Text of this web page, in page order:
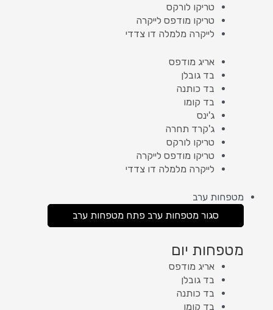
טריקו לורקס
טריקו מודפס לייקרה
לייקרה מלמלה דו צדדי
אריג מודפס
בד גובלן
בד כותנה
בד קומו
ג'ינס
ג'קרד תחרה
טריקו לורקס
טריקו מודפס לייקרה
לייקרה מלמלה דו צדדי
מטפחות ערב
סגור מטפחות ערב פתח מטפחות ערב
מטפחות יום
אריג מודפס
בד גובלן
בד כותנה
בד קומו